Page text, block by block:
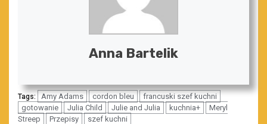
Anna Bartelik
Tags: Amy Adams cordon bleu
francuski szef kuchni
gotowanie
Julia Child Julie and Julia kuchnia+
Meryl
Streep
Przepisy szef kuchni